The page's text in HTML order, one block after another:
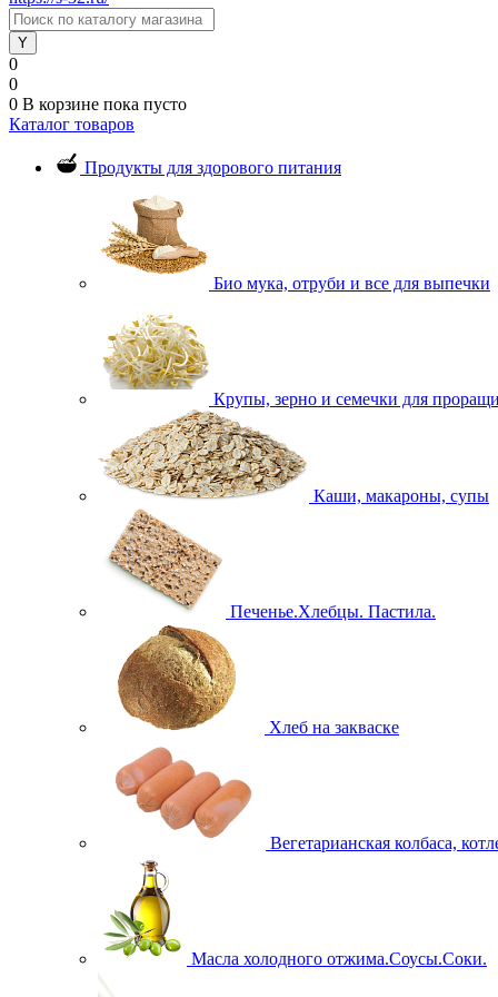
0
0
0 В корзине пока пусто
Каталог товаров
Продукты для здорового питания
Био мука, отруби и все для выпечки
Крупы, зерно и семечки для
Каши, макароны, супы
Печенье.Хлебцы. Пастила.
Хлеб на закваске
Вегетарианская колбаса,
Масла холодного отжима.Соусы.Соки.